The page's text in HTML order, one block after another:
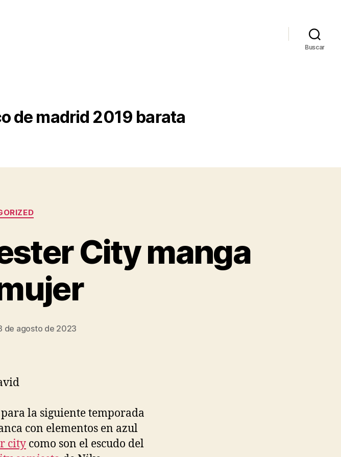
Buscar
de madrid 2019 barata
City manga
de agosto de 2023
la siguiente temporada
con elementos en azul
city como son el escudo del